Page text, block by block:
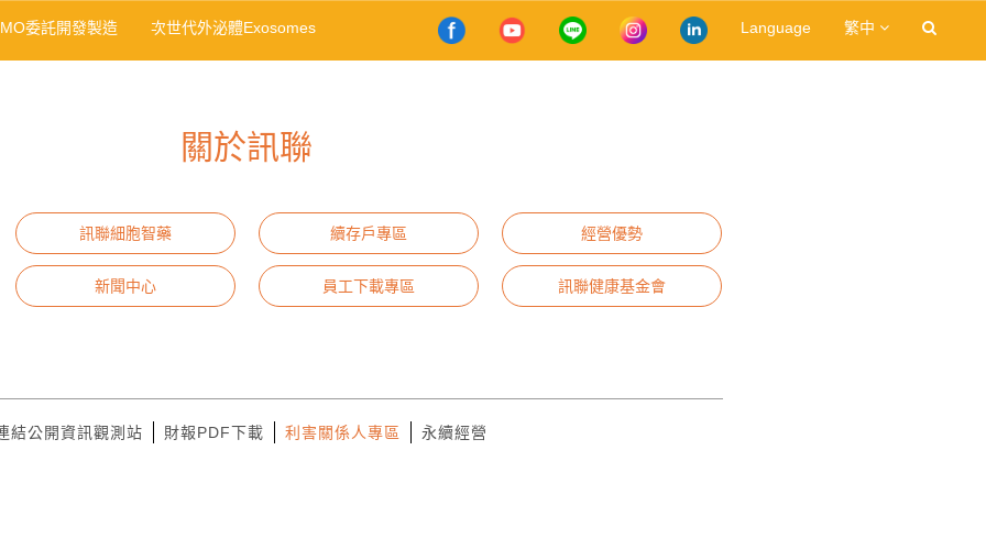
委託開發製造 次世代外泌體Exosomes Language 繁中
關於訊聯
訊聯細胞智藥 續存戶專區 經營優勢
新聞中心 員工下載專區 訊聯健康基金會
結公開資訊觀測站 財報PDF下載 利害關係人專區 永續經營